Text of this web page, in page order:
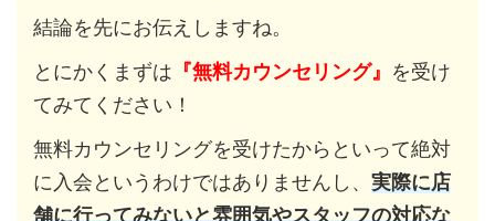
結論を先にお伝えしますね。
とにかくまずは 『無料カウンセリング』 を受け
てみてください！
無料カウンセリングを受けたからといって絶対
に入会というわけではありませんし、 実際に店
舗に行ってみないと雰囲気やスタッフの対応な